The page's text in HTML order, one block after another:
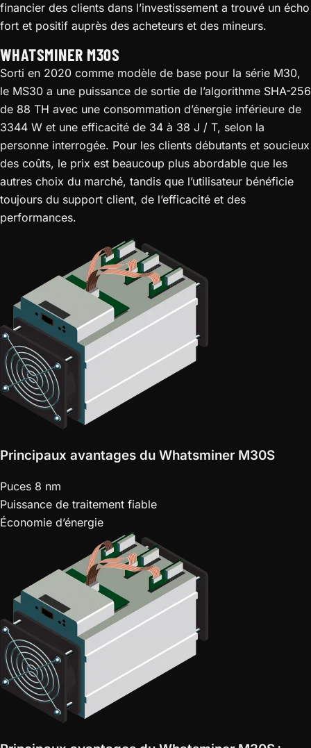
financier des clients dans l’investissement a trouvé un écho
fort et positif auprès des acheteurs et des mineurs.
WHATSMINER M30S
Sorti en 2020 comme modèle de base pour la série M30,
le MS30 a une puissance de sortie de l’algorithme SHA-256
de 88 TH avec une consommation d’énergie inférieure de
3344 W et une efficacité de 34 à 38 J / T, selon la
personne interrogée. Pour les clients débutants et soucieux
des coûts, le prix est beaucoup plus abordable que les
autres choix du marché, tandis que l’utilisateur bénéficie
toujours du support client, de l’efficacité et des
performances.
Principaux avantages du Whatsminer M30S
Puces 8 nm
Puissance de traitement fiable
Économie d’énergie